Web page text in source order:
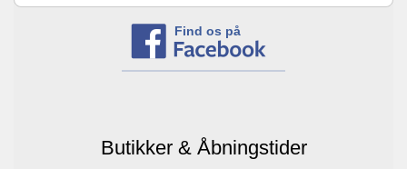
Find os på
Butikker & Åbningstider